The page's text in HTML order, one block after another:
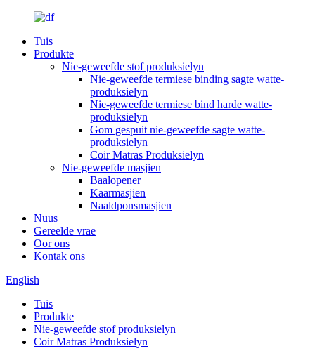
Tuis
Produkte
Nie-geweefde stof produksielyn
Nie-geweefde termiese binding sagte watte-
produksielyn
Nie-geweefde termiese bind harde watte-
produksielyn
Gom gespuit nie-geweefde sagte watte-
produksielyn
Coir Matras Produksielyn
Nie-geweefde masjien
Baalopener
Kaarmasjien
Naaldponsmasjien
Nuus
Gereelde vrae
Oor ons
Kontak ons
English
Tuis
Produkte
Nie-geweefde stof produksielyn
Coir Matras Produksielyn